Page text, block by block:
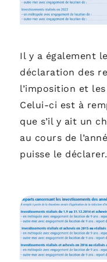
Il y a également
déclaration des
l’imposition et
Celui-ci est à
que s’il y ait un
au cours de
puisse le déclarer.